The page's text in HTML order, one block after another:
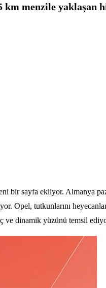
menzile yaklaşan
sayfa ekliyor. Almanya
Opel, tutkunlarını
ve dinamik yüzünü temsil